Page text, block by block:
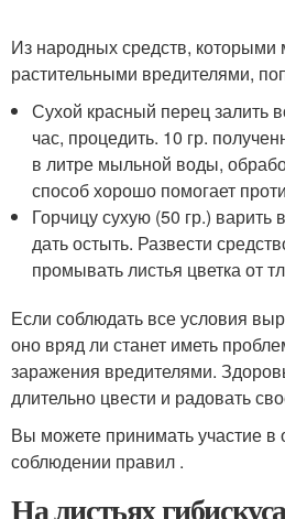
Из народных средств, которыми
растительными вредителями,
Сухой красный перец залить
час, процедить. 10 гр.
в литре мыльной воды,
способ хорошо помогает
Горчицу сухую (50 гр.) варить
дать остыть. Развести
промывать листья цветка от
Если соблюдать все условия
оно вряд ли станет иметь
заражения вредителями.
длительно цвести и радовать
Вы можете принимать участие в
соблюдении правил .
На листьях